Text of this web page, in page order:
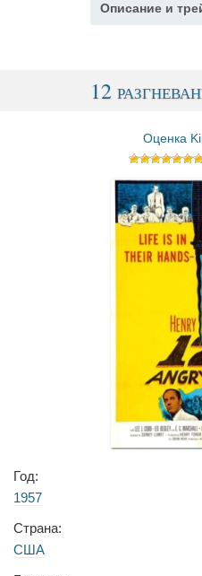
Описание и
12
Оценка
Год:
1957
Страна:
США